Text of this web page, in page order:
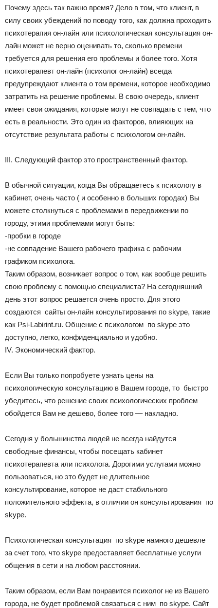
Почему здесь так важно время? Дело в том, что клиент, в
силу своих убеждений по поводу того, как должна проходить
психотерапия он-лайн или психологическая консультация он-
лайн может не верно оценивать то, сколько времени
требуется для решения его проблемы и более того. Хотя
психотерапевт он-лайн (психолог он-лайн) всегда
предупреждают клиента о том времени, которое необходимо
затратить на решение проблемы. В свою очередь, клиент
имеет свои ожидания, которые могут не совпадать с тем, что
есть в реальности. Это один из факторов, влияющих на
отсутствие результата работы с психологом он-лайн.
III. Следующий фактор это пространственный фактор.
В обычной ситуации, когда Вы обращаетесь к психологу в
кабинет, очень часто ( и особенно в больших городах) Вы
можете столкнуться с проблемами в передвижении по
городу, этими проблемами могут быть:
-пробки в городе
-не совпадение Вашего рабочего графика с рабочим
графиком психолога.
Таким образом, возникает вопрос о том, как вообще решить
свою проблему с помощью специалиста? На сегодняшний
день этот вопрос решается очень просто. Для этого
создаются сайты он-лайн консультирования по skype, такие
как Psi-Labirint.ru. Общение с психологом по skype это
доступно, легко, конфиденциально и удобно.
IV. Экономический фактор.
Если Вы только попробуете узнать цены на
психологическую консультацию в Вашем городе, то быстро
убедитесь, что решение своих психологических проблем
обойдется Вам не дешево, более того — накладно.
Сегодня у большинства людей не всегда найдутся
свободные финансы, чтобы посещать кабинет
психотерапевта или психолога. Дорогими услугами можно
пользоваться, но это будет не длительное
консультирование, которое не даст стабильного
положительного эффекта, в отличии он консультирования по
skype.
Психологическая консультация по skype намного дешевле
за счет того, что skype предоставляет бесплатные услуги
общения в сети и на любом расстоянии.
Таким образом, если Вам понравится психолог не из Вашего
города, не будет проблемой связаться с ним по skype. Сайт